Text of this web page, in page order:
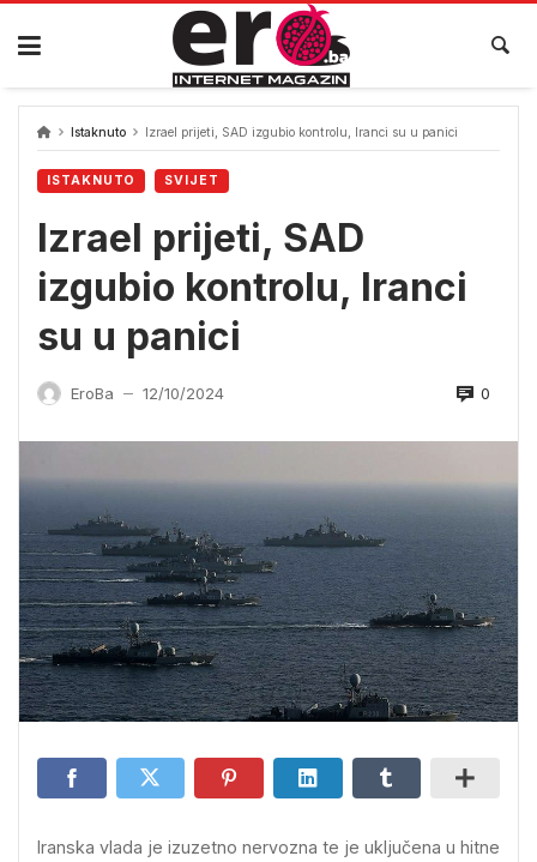
Skip
content
Istaknuto Izrael prijeti, SAD izgubio kontrolu, Iranci su u panici
ISTAKNUTO SVIJET
Izrael prijeti, SAD
izgubio kontrolu, Iranci
su u panici
EroBa — 12/10/2024 0
Iranska vlada je izuzetno nervozna te je uključena u hitne